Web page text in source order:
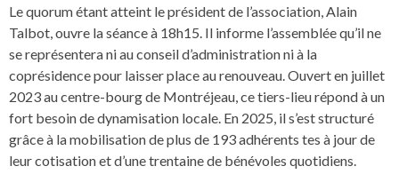
Le quorum étant atteint le président de l’association, Alain
Talbot, ouvre la séance à 18h15. Il informe l’assemblée qu’il ne
se représentera ni au conseil d’administration ni à la
coprésidence pour laisser place au renouveau. Ouvert en juillet
2023 au centre-bourg de Montréjeau, ce tiers-lieu répond à un
fort besoin de dynamisation locale. En 2025, il s’est structuré
grâce à la mobilisation de plus de 193 adhérents tes à jour de
leur cotisation et d’une trentaine de bénévoles quotidiens.